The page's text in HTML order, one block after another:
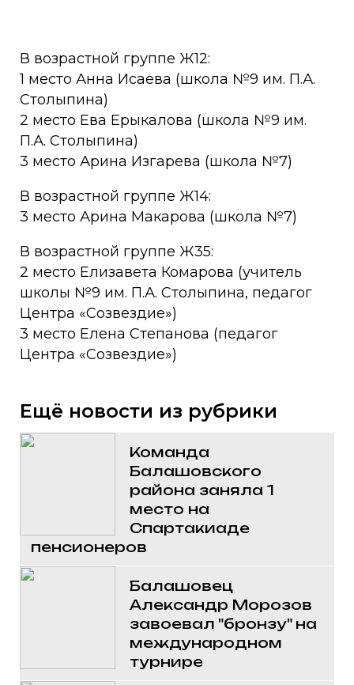
В возрастной группе Ж12:
1 место Анна Исаева (школа №9 им. П.А.
Столыпина)
2 место Ева Ерыкалова (школа №9 им.
П.А. Столыпина)
3 место Арина Изгарева (школа №7)
В возрастной группе Ж14:
3 место Арина Макарова (школа №7)
В возрастной группе Ж35:
2 место Елизавета Комарова (учитель
школы №9 им. П.А. Столыпина, педагог
Центра «Созвездие»)
3 место Елена Степанова (педагог
Центра «Созвездие»)
Ещё новости из рубрики
Команда
Балашовского
района заняла 1
место на
Спартакиаде
пенсионеров
Балашовец
Александр Морозов
завоевал "бронзу" на
международном
турнире